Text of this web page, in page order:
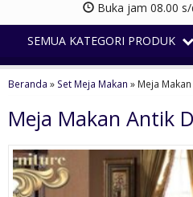
Buka jam 08.00
SEMUA KATEGORI PRODUK
Beranda » Set Meja Makan » Meja
Meja Makan Antik